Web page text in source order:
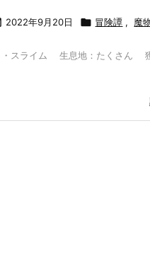
2022年9月20日  冒険譚 , 魔
スライム 生息地：たくさん 獲